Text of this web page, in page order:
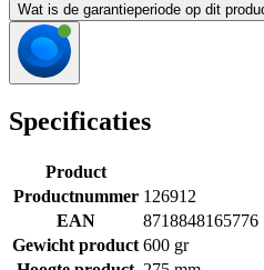
Wat is de garantieperiode op dit
Specificaties
Product
Productnummer 126912
EAN
8718848165776
Gewicht product 600 gr